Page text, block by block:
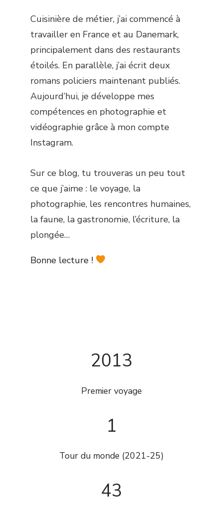
Cuisinière de métier, j’ai commencé à
travailler en France et au Danemark,
principalement dans des restaurants
étoilés. En parallèle, j’ai écrit deux
romans policiers maintenant publiés.
Aujourd’hui, je développe mes
compétences en photographie et
vidéographie grâce à mon compte
Instagram.
Sur ce blog, tu trouveras un peu tout
ce que j’aime : le voyage, la
photographie, les rencontres humaines,
la faune, la gastronomie, l’écriture, la
plongée…
Bonne lecture !
2013
Premier voyage
1
Tour du monde (2021-25)
43